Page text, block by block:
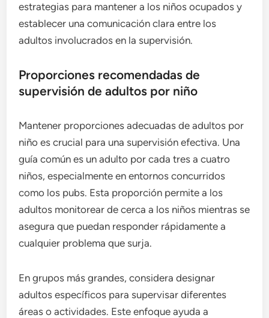
estrategias para mantener a los niños ocupados y
establecer una comunicación clara entre los
adultos involucrados en la supervisión.
Proporciones recomendadas de
supervisión de adultos por niño
Mantener proporciones adecuadas de adultos por
niño es crucial para una supervisión efectiva. Una
guía común es un adulto por cada tres a cuatro
niños, especialmente en entornos concurridos
como los pubs. Esta proporción permite a los
adultos monitorear de cerca a los niños mientras se
asegura que puedan responder rápidamente a
cualquier problema que surja.
En grupos más grandes, considera designar
adultos específicos para supervisar diferentes
áreas o actividades. Este enfoque ayuda a